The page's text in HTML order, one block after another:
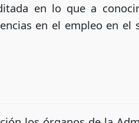
en lo que a
en el empleo en el